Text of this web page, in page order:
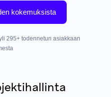
kokemuksista
295+ todennetun asiakkaan